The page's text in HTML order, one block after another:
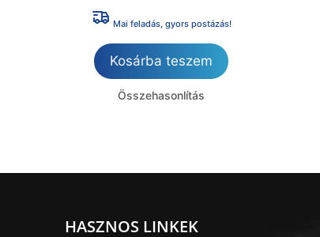
Mai feladás, gyors postázás!
Kosárba teszem
Összehasonlítás
HASZNOS LINKEK